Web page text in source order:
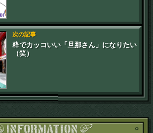
次の記事
粋でカッコいい「旦那さん」になりたい
（笑）